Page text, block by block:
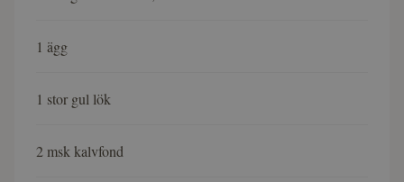
1 ägg
1 stor gul lök
2 msk kalvfond